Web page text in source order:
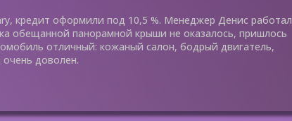
кредит оформили под 10,5 %. Менеджер Денис работал
обещанной панорамной крыши не оказалось, пришлось
отличный: кожаный салон, бодрый двигатель,
очень доволен.